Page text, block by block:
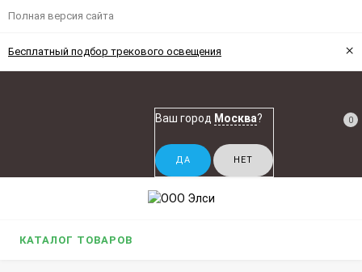
Полная версия сайта
Бесплатный подбор трекового освещения ×
Ваш город Москва? 0
КАТАЛОГ ТОВАРОВ